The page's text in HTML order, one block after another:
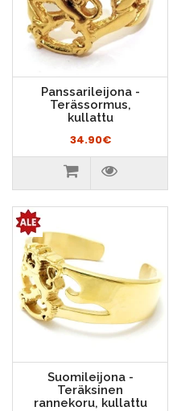
Panssarileijona -
Terässormus,
kullattu
34.90€
Suomileijona -
Teräksinen
rannekoru, kullattu